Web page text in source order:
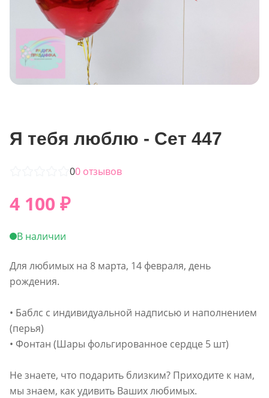
Я тебя люблю - Сет 447
00 отзывов
4 100 ₽
В наличии
Для любимых на 8 марта, 14 февраля, день
рождения.
• Баблс с индивидуальной надписью и наполнением
(перья)
• Фонтан (Шары фольгированное сердце 5 шт)
Не знаете, что подарить близким? Приходите к нам,
мы знаем, как удивить Ваших любимых.